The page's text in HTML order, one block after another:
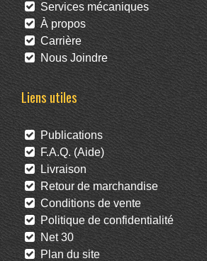
Services mécaniques
À propos
Carrière
Nous Joindre
Liens utiles
Publications
F.A.Q. (Aide)
Livraison
Retour de marchandise
Conditions de vente
Politique de confidentialité
Net 30
Plan du site